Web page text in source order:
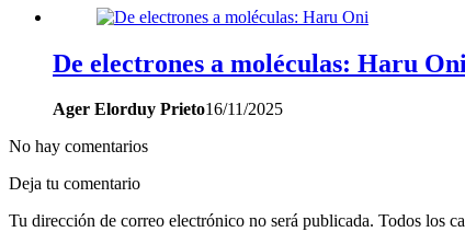
De electrones a moléculas: Haru Oni
Ager Elorduy Prieto16/11/2025
No hay comentarios
Deja tu comentario
Tu dirección de correo electrónico no será publicada. Todos los